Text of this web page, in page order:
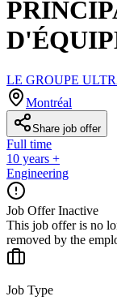
LE GROUPE
Montréal
Share job offer
Full time
10 years +
Engineering
Job Offer Inactive
This job offer is no
removed by the
Job Type